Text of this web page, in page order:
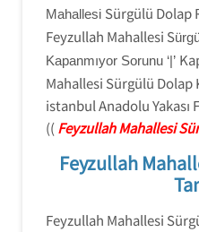
Mahallesi Sürgülü Dolap
Feyzullah Mahallesi S
Kapanmıyor Sorunu ‘|’
Mahallesi Sürgülü Dolap
istanbul Anadolu Yakası
((Feyzullah Mahallesi
Feyzullah
Feyzullah Mahallesi